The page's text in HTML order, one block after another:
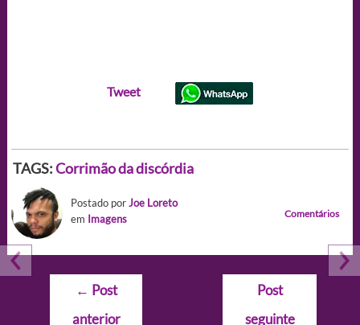
Tweet
TAGS:Corrimão da discórdia
Postado porJoe Loreto
em Imagens Comentários
Navegação
← Post
anterior
Post
seguinte